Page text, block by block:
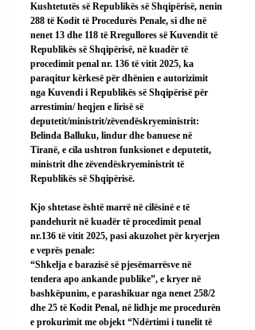
Kushtetutës së Republikës së Shqipërisë, nenin
288 të Kodit të Procedurës Penale, si dhe në
nenet 13 dhe 118 të Rregullores së Kuvendit të
Republikës së Shqipërisë, në kuadër të
procedimit penal nr. 136 të vitit 2025, ka
paraqitur kërkesë për dhënien e autorizimit
nga Kuvendi i Republikës së Shqipërisë për
arrestimin/ heqjen e lirisë së
deputetit/ministrit/zëvendëskryeministrit:
Belinda Balluku, lindur dhe banuese në
Tiranë, e cila ushtron funksionet e deputetit,
ministrit dhe zëvendëskryeministrit të
Republikës së Shqipërisë.
Kjo shtetase është marrë në cilësinë e të
pandehurit në kuadër të procedimit penal
nr.136 të vitit 2025, pasi akuzohet për kryerjen
e veprës penale:
“Shkelja e barazisë së pjesëmarrësve në
tendera apo ankande publike”, e kryer në
bashkëpunim, e parashikuar nga nenet 258/2
dhe 25 të Kodit Penal, në lidhje me procedurën
e prokurimit me objekt “Ndërtimi i tunelit të